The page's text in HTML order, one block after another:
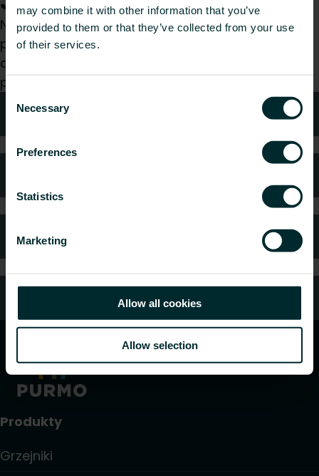
may combine it with other information that you’ve
provided to them or that they’ve collected from your use
of their services.
Consent
Selection
Necessary
Preferences
Statistics
Marketing
Allow all cookies
Allow selection
Niezależnie od tego, czy jesteś architektem,
projektantem, instalatorem, pracownikiem
dystrybucji, czy użytkownikiem końcowym z
przyjemnością zajmiemy się Twoim zapytaniem.
Wsparcie
Gwarancja i reklamacje
Kontakt z nami
Produkty
Grzejniki